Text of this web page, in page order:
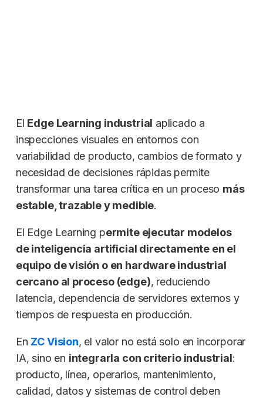
El Edge Learning industrial aplicado a
inspecciones visuales en entornos con
variabilidad de producto, cambios de formato y
necesidad de decisiones rápidas permite
transformar una tarea crítica en un proceso más
estable, trazable y medible.
El Edge Learning permite ejecutar modelos
de inteligencia artificial directamente en el
equipo de visión o en hardware industrial
cercano al proceso (edge), reduciendo
latencia, dependencia de servidores externos y
tiempos de respuesta en producción.
En ZC Vision, el valor no está solo en incorporar
IA, sino en integrarla con criterio industrial:
producto, línea, operarios, mantenimiento,
calidad, datos y sistemas de control deben